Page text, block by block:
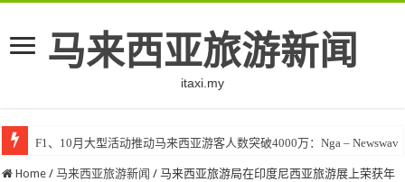
马来西亚旅游新闻
itaxi.my
F1、10月大型活动推动马来西亚游客人数突破4000万：Nga – Newswav
Home / 马来西亚旅游新闻 / 马来西亚旅游局在印度尼西亚旅游展上荣获年